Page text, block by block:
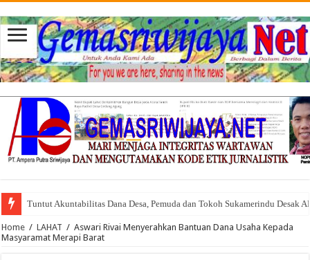
Tuntut Akuntabilitas Dana Desa, Pemuda dan Tokoh Sukamerindu Desak
Home / LAHAT / Aswari Rivai Menyerahkan Bantuan Dana Usaha Kepada
Masyaramat Merapi Barat